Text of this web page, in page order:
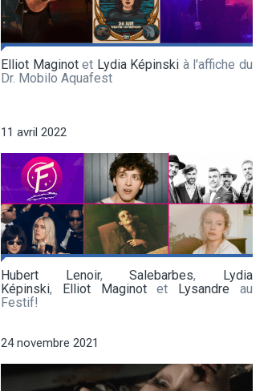
Elliot Maginotet Lydia Képinski à l'affiche du
Dr. Mobilo Aquafest
11 avril 2022
Hubert Lenoir,Salebarbes, Lydia
Képinski, Elliot Maginotet Lysandre au
Festif!
24 novembre 2021